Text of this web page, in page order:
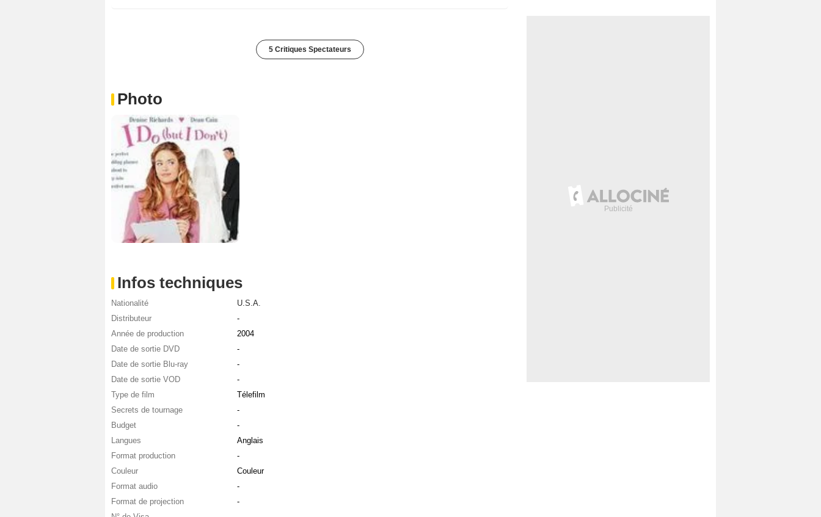
5 Critiques Spectateurs
Photo
Infos techniques
Nationalité
U.S.A.
Distributeur
-
Année de production
2004
Date de sortie DVD
-
Date de sortie Blu-ray
-
Date de sortie VOD
-
Type de film
Télefilm
Secrets de tournage
-
Budget
-
Langues
Anglais
Format production
-
Couleur
Couleur
Format audio
-
Format de projection
-